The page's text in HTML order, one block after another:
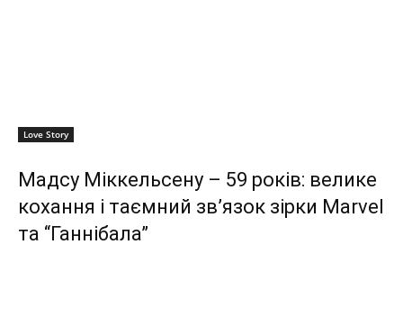
Love Story
Мадсу Міккельсену – 59 років: велике
кохання і таємний зв’язок зірки Marvel
та “Ганнібала”